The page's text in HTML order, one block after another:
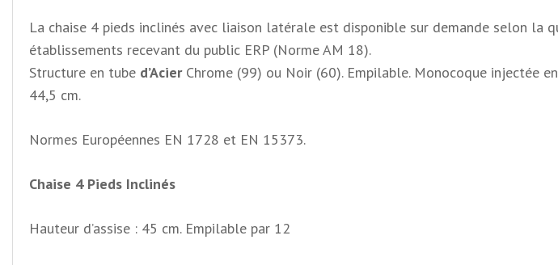
La chaise 4 pieds inclinés avec liaison latérale est disponible sur demande selon la
établissements recevant du public ERP (Norme AM 18).
Structure en tube d’AcierChrome (99) ou Noir (60). Empilable. Monocoque injectée
44,5 cm.
Normes Européennes EN 1728 et EN 15373.
Chaise 4 Pieds Inclinés
Hauteur d’assise : 45 cm. Empilable par 12